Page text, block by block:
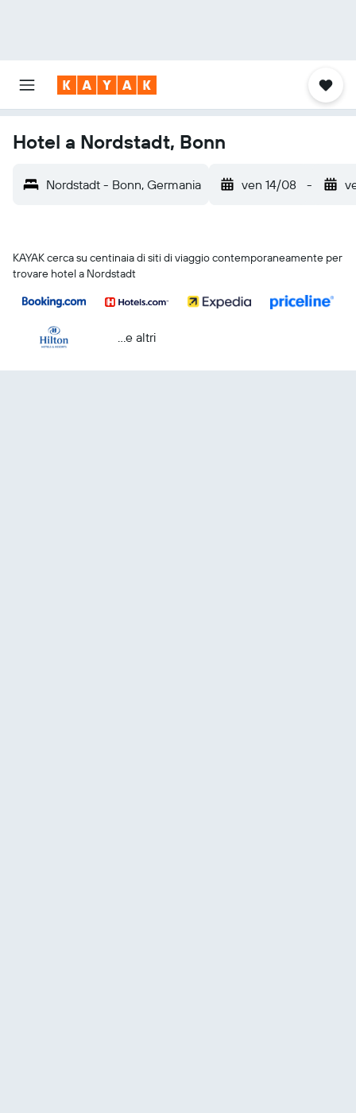
Hotel a Nordstadt, Bonn
Nordstadt - Bonn, Germania ven 14/08 -
KAYAK cerca su centinaia di siti di viaggio contemporaneamente per
trovare hotel a Nordstadt
...e altri